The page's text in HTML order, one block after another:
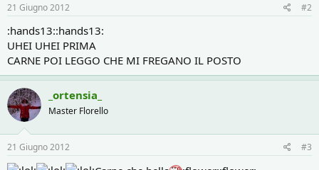
21 Giugno 2012 #2
:hands13::hands13:
UHEI UHEI PRIMA
CARNE POI LEGGO CHE MI FREGANO IL POSTO
_ortensia_
Master Florello
21 Giugno 2012 #3